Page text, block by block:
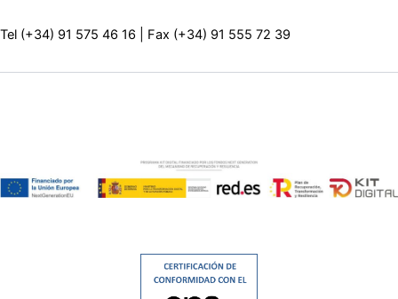
Tel (+34) 91 575 46 16 Fax (+34) 91 555 72 39